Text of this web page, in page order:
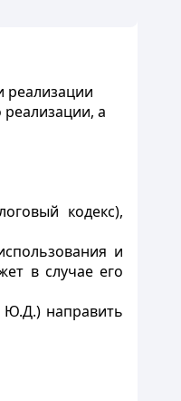
реализации
а
кодекс),
и
в случае его
Ю.Д.) направить